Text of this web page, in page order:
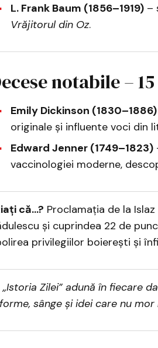
L. Frank Baum (1856–1919)–
Vrăjitorul din Oz.
notabile –
Emily Dickinson (1830–1886)
originale și influente voci din
Edward Jenner (1749–1823)
vaccinologiei moderne,
că...? Proclamația de la
și cuprindea 22 de
privilegiilor boierești și
„Istoria Zilei” adună în fiecare
sânge și idei care nu mor